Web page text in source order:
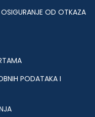
OD OTKAZA
PODATAKA I